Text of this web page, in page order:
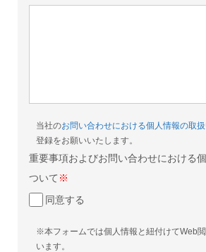
当社のお問い合わせにおける個人情報の取
登録をお願いいたします。
重要事項およびお問い合わせにおける
ついて ※
同意する
※本フォームでは個人情報と紐付けてWeb
います。